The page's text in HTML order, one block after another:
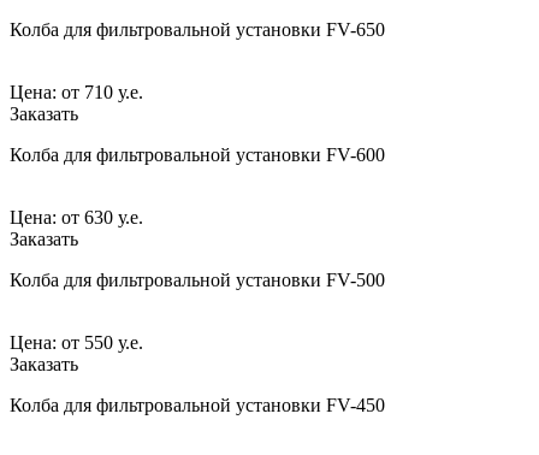
Колба для фильтровальной установки FV-650
Цена: от 710 у.е.
Заказать
Колба для фильтровальной установки FV-600
Цена: от 630 у.е.
Заказать
Колба для фильтровальной установки FV-500
Цена: от 550 у.е.
Заказать
Колба для фильтровальной установки FV-450